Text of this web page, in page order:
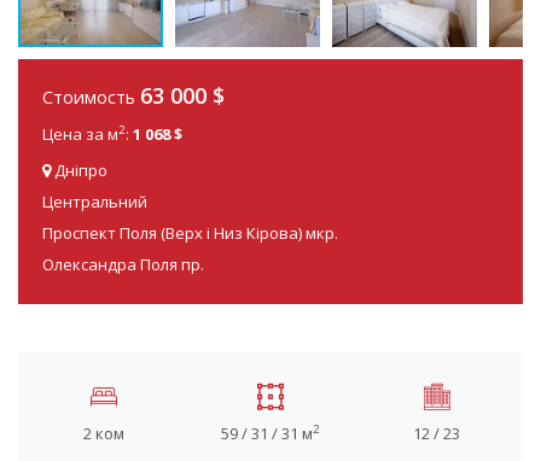
Стоимость 63 000 $
Цена за м2: 1 068 $
Дніпро
Центральний
Проспект Поля (Верх і Низ Кірова) мкр.
Олександра Поля пр.
2 ком 59 / 31 / 31 м2 12 / 23